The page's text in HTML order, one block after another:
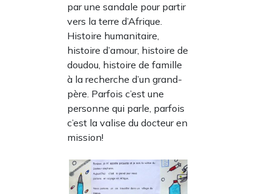
par une sandale pour partir
vers la terre d’Afrique.
Histoire humanitaire,
histoire d’amour, histoire de
doudou, histoire de famille
à la recherche d’un grand-
père. Parfois c’est une
personne qui parle, parfois
c’est la valise du docteur en
mission!